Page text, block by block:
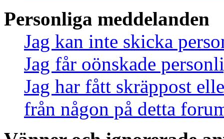
Personliga meddelanden
Jag kan inte skicka
Jag får oönskade
Jag har fått skräppost
från någon på detta